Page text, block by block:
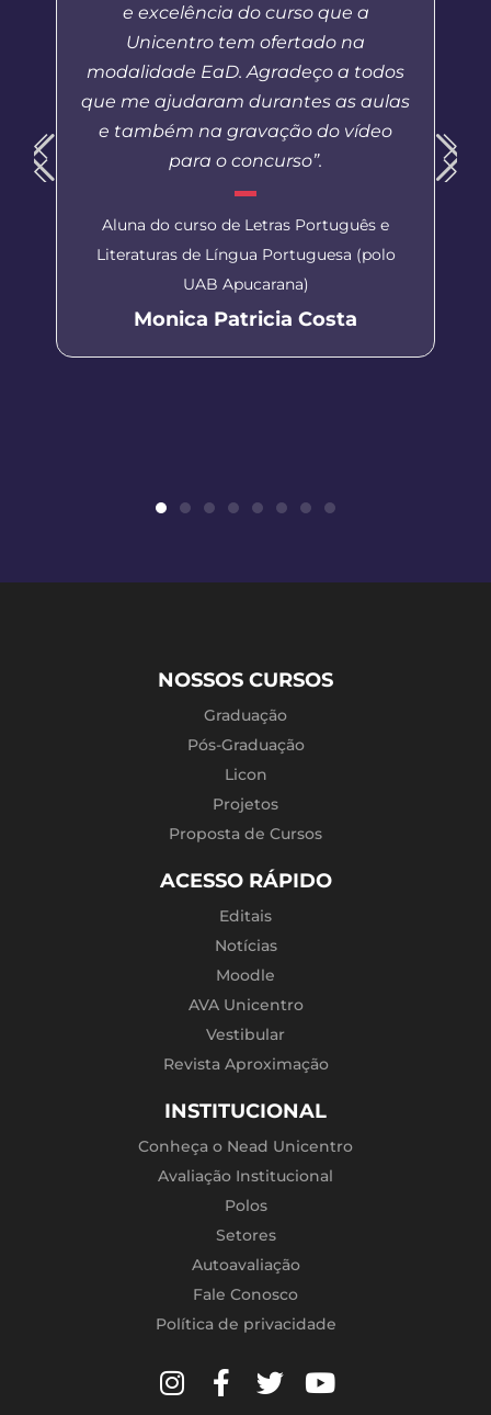
e excelência do curso que a
Unicentro tem ofertado na
modalidade EaD. Agradeço a todos
que me ajudaram durantes as aulas
e também na gravação do vídeo
para o concurso”.
Aluna do curso de Letras Português e
Literaturas de Língua Portuguesa (polo
UAB Apucarana)
Monica Patricia Costa
NOSSOS CURSOS
Graduação
Pós-Graduação
Licon
Projetos
Proposta de Cursos
ACESSO RÁPIDO
Editais
Notícias
Moodle
AVA Unicentro
Vestibular
Revista Aproximação
INSTITUCIONAL
Conheça o Nead Unicentro
Avaliação Institucional
Polos
Setores
Autoavaliação
Fale Conosco
Política de privacidade